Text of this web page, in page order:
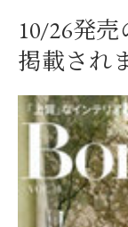
10/26発
掲載され